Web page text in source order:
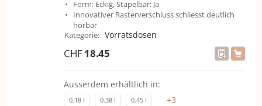
Form: Eckig, Stapelbar: Ja
Innovativer Rasterverschluss schliesst deutlich
hörbar
Kategorie: Vorratsdosen
CHF18.45
Ausserdem erhältlich in:
0.18 l 0.38 l 0.45 l +3